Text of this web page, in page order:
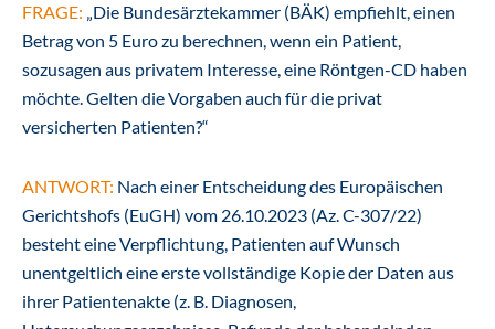
FRAGE: „Die Bundesärztekammer (BÄK) empfiehlt, einen
Betrag von 5 Euro zu berechnen, wenn ein Patient,
sozusagen aus privatem Interesse, eine Röntgen-CD haben
möchte. Gelten die Vorgaben auch für die privat
versicherten Patienten?“
ANTWORT: Nach einer Entscheidung des Europäischen
Gerichtshofs (EuGH) vom 26.10.2023 (Az. C-307/22)
besteht eine Verpflichtung, Patienten auf Wunsch
unentgeltlich eine erste vollständige Kopie der Daten aus
ihrer Patientenakte (z. B. Diagnosen,